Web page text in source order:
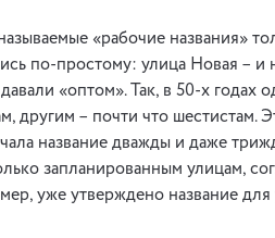
«рабочие названия»
по-простому: улица Новая –
«оптом». Так, в 50-х годах
другим – почти что шестистам.
название дважды и даже
запланированным улицам,
уже утверждено название